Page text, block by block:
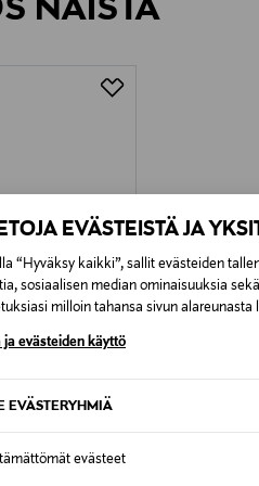
EVÄSTEISTÄ JA
“Hyväksy kaikki”, sallit evästeiden
sosiaalisen median ominaisuuksia
milloin tahansa sivun alareunasta
ja evästeiden käyttö
EVÄSTERYHMIÄ
evästeet
NÄISTÄ
–15%